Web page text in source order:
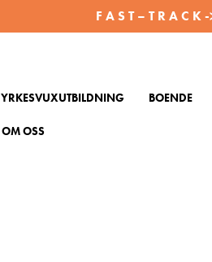
F A S T – T R A C
YRKESVUXUTBILDNING BOENDE
OM OSS